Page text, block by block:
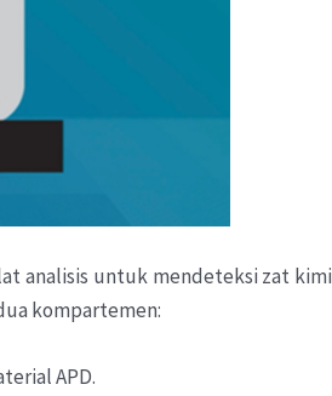
analisis untuk mendeteksi zat
kompartemen:
APD.